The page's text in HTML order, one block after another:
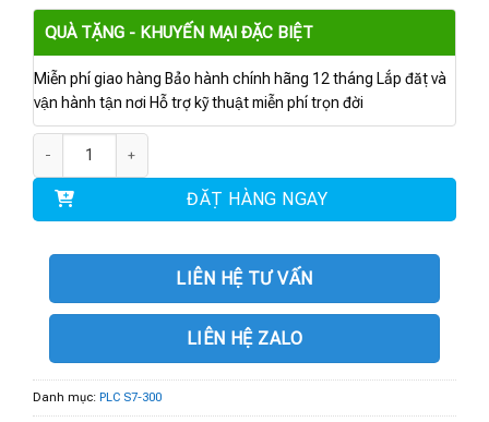
QUÀ TẶNG - KHUYẾN MẠI ĐẶC BIỆT
Miễn phí giao hàng Bảo hành chính hãng 12 tháng Lắp đặt và
vận hành tận nơi Hỗ trợ kỹ thuật miễn phí trọn đời
ĐẶT HÀNG NGAY
LIÊN HỆ TƯ VẤN
LIÊN HỆ ZALO
Danh mục: PLC S7-300